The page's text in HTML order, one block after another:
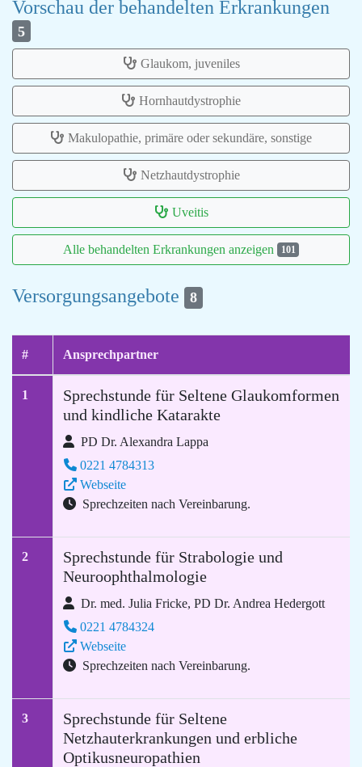
Vorschau der behandelten Erkrankungen
5
Glaukom, juveniles
Hornhautdystrophie
Makulopathie, primäre oder sekundäre, sonstige
Netzhautdystrophie
Uveitis
Alle behandelten Erkrankungen anzeigen 101
Versorgungsangebote 8
# Ansprechpartner
1
Sprechstunde für Seltene Glaukomformen
und kindliche Katarakte
PD Dr. Alexandra Lappa
0221 4784313
Webseite
Sprechzeiten nach Vereinbarung.
2
Sprechstunde für Strabologie und
Neuroophthalmologie
Dr. med. Julia Fricke, PD Dr. Andrea Hedergott
0221 4784324
Webseite
Sprechzeiten nach Vereinbarung.
3
Sprechstunde für Seltene
Netzhauterkrankungen und erbliche
Optikusneuropathien